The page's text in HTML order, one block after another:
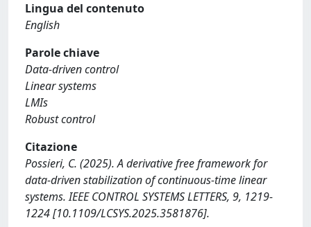
Lingua del contenuto
English
Parole chiave
Data-driven control
Linear systems
LMIs
Robust control
Citazione
Possieri, C. (2025). A derivative free framework for
data-driven stabilization of continuous-time linear
systems. IEEE CONTROL SYSTEMS LETTERS, 9, 1219-
1224 [10.1109/LCSYS.2025.3581876].